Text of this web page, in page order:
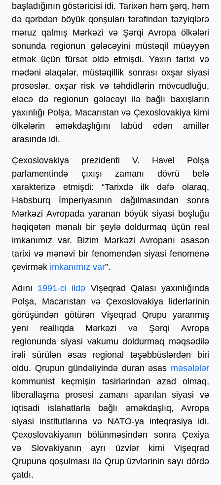
başladığının göstəricisi idi. Tarixən həm şərq, həm
də qərbdən böyük qonşuları tərəfindən təzyiqlərə
məruz qalmış Mərkəzi və Şərqi Avropa ölkələri
sonunda regionun gələcəyini müstəqil müəyyən
etmək üçün fürsət əldə etmişdi. Yaxın tarixi və
mədəni əlaqələr, müstəqillik sonrası oxşar siyasi
proseslər, oxşar risk və təhdidlərin mövcudluğu,
eləcə də regionun gələcəyi ilə bağlı baxışların
yaxınlığı Polşa, Macarıstan və Çexoslovakiya kimi
ölkələrin əməkdaşlığını labüd edən amillər
arasında idi.
Çexoslovakiya prezidenti V. Havel Polşa
parlamentində çıxışı zamanı dövrü belə
xarakterizə etmişdi: “Tarixdə ilk dəfə olaraq,
Habsburq İmperiyasının dağılmasından sonra
Mərkəzi Avropada yaranan böyük siyasi boşluğu
həqiqətən mənalı bir şeylə doldurmaq üçün real
imkanımız var. Bizim Mərkəzi Avropanı əsasən
tarixi və mənəvi bir fenomendən siyasi fenomenə
çevirmək imkanımız var”.
Adını 1991-ci ildə Vişeqrad Qalası yaxınlığında
Polşa, Macarıstan və Çexoslovakiya liderlərinin
görüşündən götürən Vişeqrad Qrupu yaranmış
yeni reallıqda Mərkəzi və Şərqi Avropa
regionunda siyasi vakumu doldurmaq məqsədilə
irəli sürülən əsas regional təşəbbüslərdən biri
oldu. Qrupun gündəliyində duran əsas məsələlər
kommunist keçmişin təsirlərindən azad olmaq,
liberallaşma prosesi zamanı aparılan siyasi və
iqtisadi islahatlarla bağlı əməkdaşlıq, Avropa
siyasi institutlarına və NATO-ya inteqrasiya idi.
Çexoslovakiyanın bölünməsindən sonra Çexiya
və Slovakiyanın ayrı üzvlər kimi Vişeqrad
Qrupuna qoşulması ilə Qrup üzvlərinin sayı dördə
çatdı.